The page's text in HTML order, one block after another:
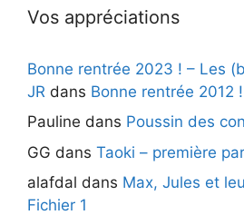
Vos appréciations
Bonne rentrée 2023 ! – Les
JR dans Bonne rentrée 2012 !
Pauline dans Poussin des
GG dans Taoki – première
alafdal dans Max, Jules et
Fichier 1